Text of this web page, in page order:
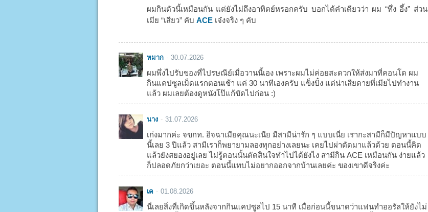
ผมกินตัวนี้เหมือนกัน แต่ยังไม่ถึงอาทิตย์หรอกครับ บอกได้คำเดียวว่า ผม “ทึ่ง อึ้ง” ส่วน
เมีย “เสียว” คับ ACEเจ๋งจริง ๆ คับ
หมาก 30.07.2026
ผมพึ่งไปรับของที่ไปรษณีย์เมื่อวานนี้เอง เพราะผมไม่ค่อยสะดวกให้ส่งมาที่คอนโด ผม
กินแคปซูลเม็ดแรกตอนเช้า แค่ 30 นาทีเองครับ แข็งปั๋ง แต่น่าเสียดายที่เมียไปทำงาน
แล้ว ผมเลยต้องดูหนังโป๊แก้ขัดไปก่อน :)
นาง 31.07.2026
เก่งมากค่ะ จขกท. อิจฉาเมียคุณนะเนีย มีสามีน่ารัก ๆ แบบเนี่ย เรากะสามีก็มีปัญหาแบบ
นี้เลย 3 ปีแล้ว สามีเราก็พยายามลองทุกอย่างเลยนะ เคยไปผ่าตัดมาแล้วด้วย ตอนนี้คิด
แล้วยังสยองอยู่เลย ไม่รู้ตอนนั้นตัดสินใจทำไปได้ยังไง สามีกิน ACE เหมือนกัน ง่ายแล้ว
ก็ปลอดภัยกว่าเยอะ ตอนนี้แทบไม่อยากออกจากบ้านเลยค่ะ ของเขาดีจริงค่ะ
เค 01.08.2026
นี่เลยสิ่งที่เกิดขึ้นหลังจากกินแคปซูลไป 15 นาที เมื่อก่อนนี้ขนาดว่าแฟนทำออรัลให้ยังไม่